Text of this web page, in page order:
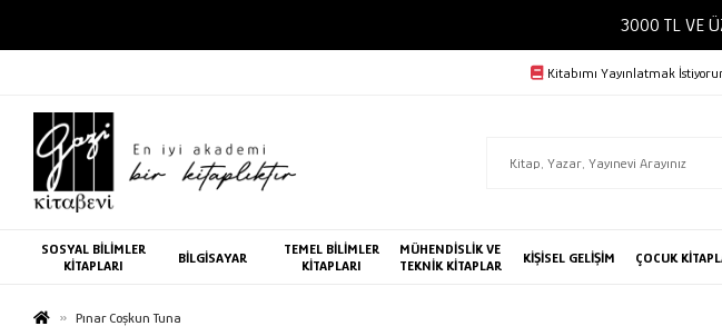
3000 TL VE
Kitabımı Yayınlatmak
SOSYAL BİLİMLER
KİTAPLARI
BİLGİSAYAR
TEMEL BİLİMLER
KİTAPLARI
MÜHENDİSLİK VE
TEKNİK KİTAPLAR
KİŞİSEL GELİŞİM ÇOCUK
Pınar Coşkun Tuna